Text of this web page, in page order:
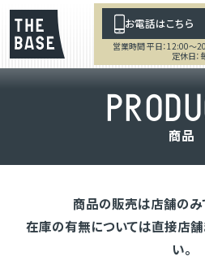
お電話はこちら
営業時間 平日：12:00～
定休日：
PRODU
商品
商品の販売は店舗のみ
在庫の有無については直接店
い。